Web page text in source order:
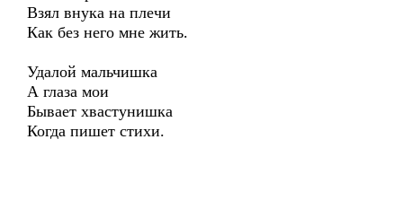
Взял внука на плечи
Как без него мне жить.
Удалой мальчишка
А глаза мои
Бывает хвастунишка
Когда пишет стихи.